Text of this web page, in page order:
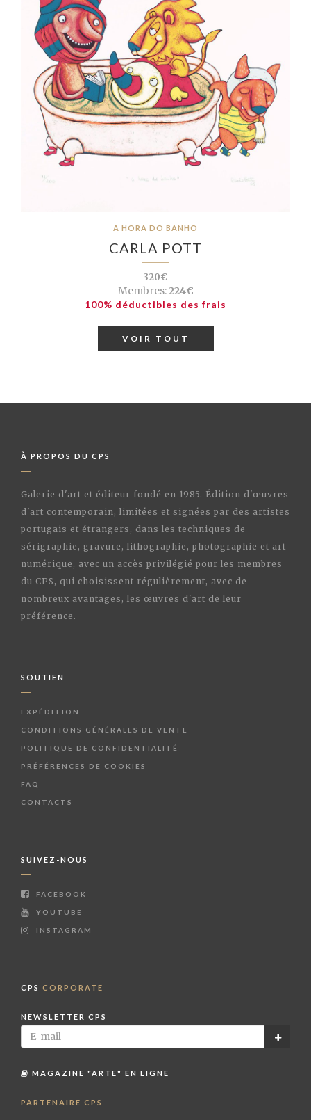
A HORA DO BANHO
CARLA POTT
320€
Membres:224€
100% déductibles des frais
VOIR TOUT
À PROPOS DU CPS
Galerie d'art et éditeur fondé en 1985. Édition d'œuvres
d'art contemporain, limitées et signées par des artistes
portugais et étrangers, dans les techniques de
sérigraphie, gravure, lithographie, photographie et art
numérique, avec un accès privilégié pour les membres
du CPS, qui choisissent régulièrement, avec de
nombreux avantages, les œuvres d'art de leur
préférence.
SOUTIEN
EXPÉDITION
CONDITIONS GÉNÉRALES DE VENTE
POLITIQUE DE CONFIDENTIALITÉ
PRÉFÉRENCES DE COOKIES
FAQ
CONTACTS
SUIVEZ-NOUS
FACEBOOK
YOUTUBE
INSTAGRAM
CPS CORPORATE
NEWSLETTER CPS
MAGAZINE "ARTE" EN LIGNE
PARTENAIRE CPS